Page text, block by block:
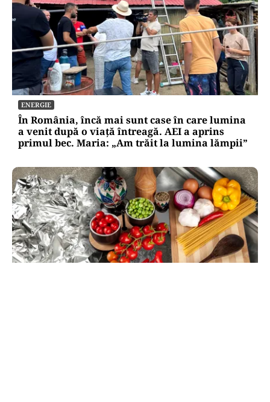
ENERGIE
În România, încă mai sunt case în care lumina
a venit după o viață întreagă. AEI a aprins
primul bec. Maria: „Am trăit la lumina lămpii”